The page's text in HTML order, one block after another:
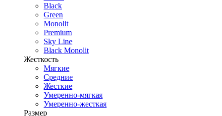
Black
Green
Monolit
Premium
Sky Line
Black Monolit
Жесткость
Мягкие
Средние
Жесткие
Умеренно-мягкая
Умеренно-жесткая
Размер